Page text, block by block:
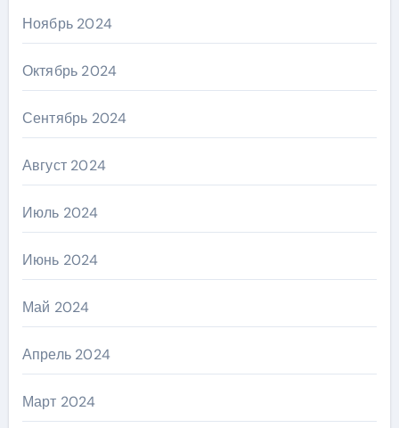
Ноябрь 2024
Октябрь 2024
Сентябрь 2024
Август 2024
Июль 2024
Июнь 2024
Май 2024
Апрель 2024
Март 2024